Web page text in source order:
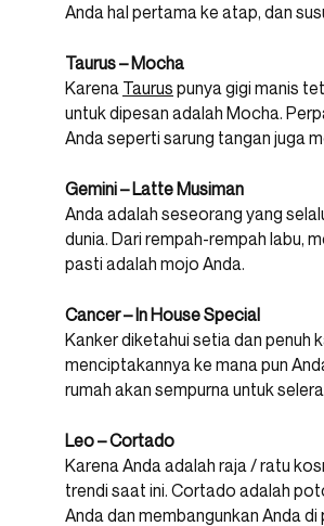
Anda hal pertama ke atap, dan
Taurus – Mocha
Karena Taurus punya gigi manis
untuk dipesan adalah Mocha.
Anda seperti sarung tangan juga
Gemini – Latte Musiman
Anda adalah seseorang yang
dunia. Dari rempah-rempah labu,
pasti adalah mojo Anda.
Cancer – In House Special
Kanker diketahui setia dan penuh
menciptakannya ke mana pun
rumah akan sempurna untuk
Leo – Cortado
Karena Anda adalah raja / ratu
trendi saat ini. Cortado adalah
Anda dan membangunkan Anda di